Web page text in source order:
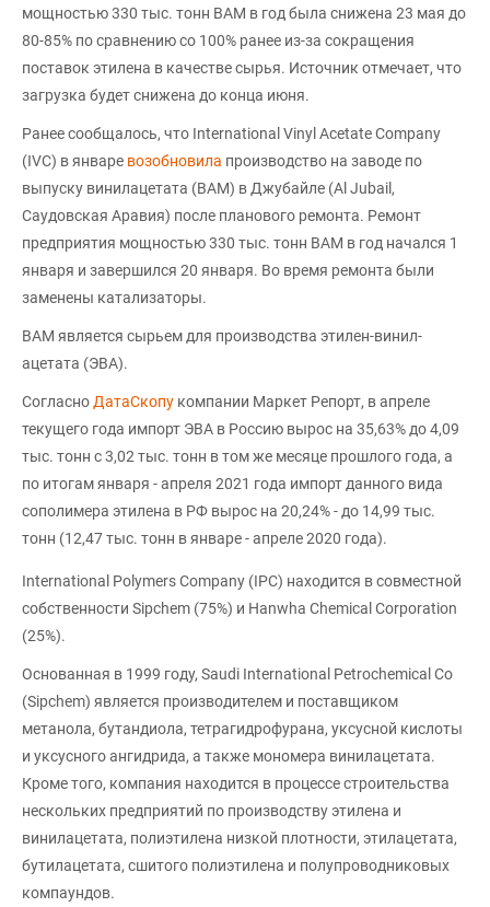
мощностью 330 тыс. тонн ВАМ в год была снижена 23 мая до
80-85% по сравнению со 100% ранее из-за сокращения
поставок этилена в качестве сырья. Источник отмечает, что
загрузка будет снижена до конца июня.
Ранее сообщалось, что International Vinyl Acetate Company
(IVC) в январе возобновила производство на заводе по
выпуску винилацетата (ВАМ) в Джубайле (Al Jubail,
Саудовская Аравия) после планового ремонта. Ремонт
предприятия мощностью 330 тыс. тонн ВАМ в год начался 1
января и завершился 20 января. Во время ремонта были
заменены катализаторы.
ВАМ является сырьем для производства этилен-винил-
ацетата (ЭВА).
Согласно ДатаСкопу компании Маркет Репорт, в апреле
текущего года импорт ЭВА в Россию вырос на 35,63% до 4,09
тыс. тонн с 3,02 тыс. тонн в том же месяце прошлого года, а
по итогам января - апреля 2021 года импорт данного вида
сополимера этилена в РФ вырос на 20,24% - до 14,99 тыс.
тонн (12,47 тыс. тонн в январе - апреле 2020 года).
International Polymers Company (IPC) находится в совместной
собственности Sipchem (75%) и Hanwha Chemical Corporation
(25%).
Основанная в 1999 году, Saudi International Petrochemical Co
(Sipchem) является производителем и поставщиком
метанола, бутандиола, тетрагидрофурана, уксусной кислоты
и уксусного ангидрида, а также мономера винилацетата.
Кроме того, компания находится в процессе строительства
нескольких предприятий по производству этилена и
винилацетата, полиэтилена низкой плотности, этилацетата,
бутилацетата, сшитого полиэтилена и полупроводниковых
компаундов.